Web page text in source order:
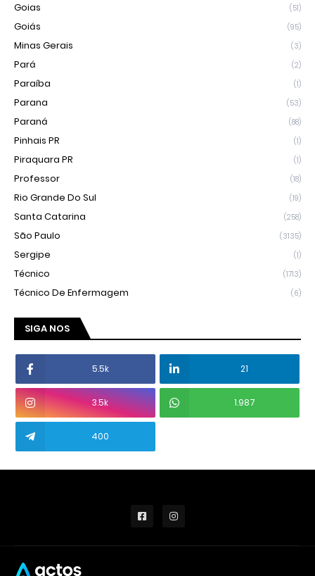
Goias (51)
Goiás (95)
Minas Gerais (3)
Pará (2)
Paraíba (1)
Parana (53)
Paraná (88)
Pinhais PR (1)
Piraquara PR (1)
Professor (18)
Rio Grande Do Sul (19)
Santa Catarina (258)
São Paulo (3135)
Sergipe (1)
Técnico (1713)
Técnico De Enfermagem (6)
SIGA NOS
5.5k 21
3.5k 1.987
400